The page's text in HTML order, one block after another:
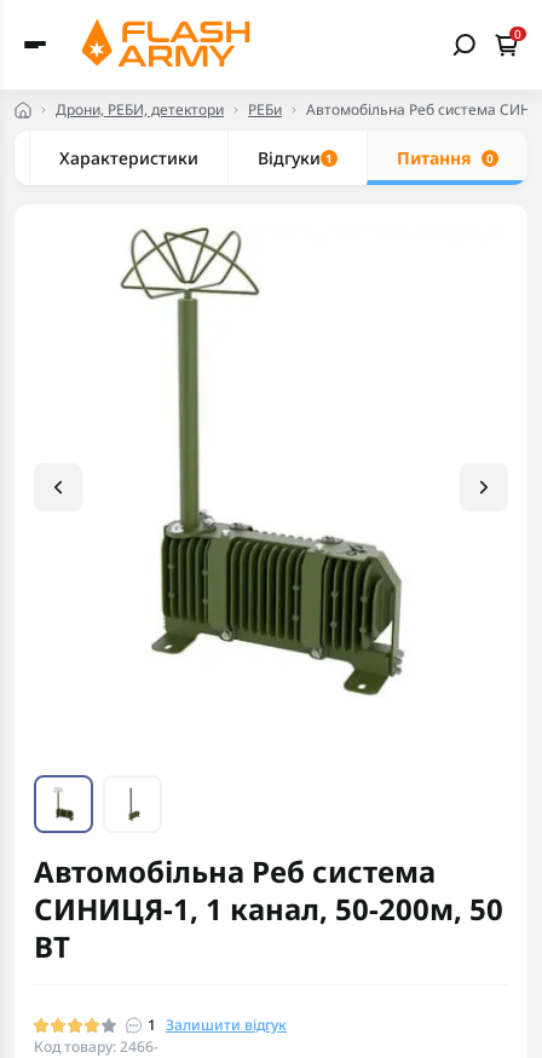
0
Дрони, РЕБИ, детектори РЕБи Автомобільна Реб система
Характеристики Відгуки 1 Питання 0
Автомобільна Реб система
СИНИЦЯ-1, 1 канал, 50-200м, 50
ВТ
1 Залишити відгук
Код товару: 2466-